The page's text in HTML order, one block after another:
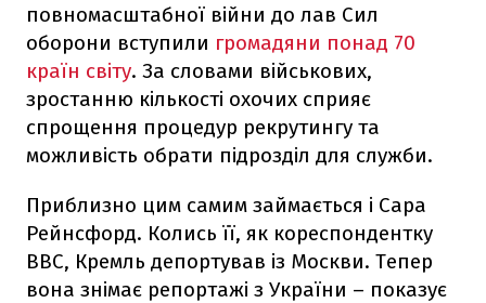
повномасштабної війни до лав Сил
оборони вступили громадяни понад 70
країн світу. За словами військових,
зростанню кількості охочих сприяє
спрощення процедур рекрутингу та
можливість обрати підрозділ для служби.
Приблизно цим самим займається і Сара
Рейнсфорд. Колись її, як кореспондентку
BBC, Кремль депортував із Москви. Тепер
вона знімає репортажі з України – показує